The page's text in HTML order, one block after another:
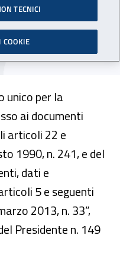
n. 149 del 22
il “Regolamento
di accesso”.
unico per la
ai documenti
articoli 22 e
1990, n. 241, e del
dati e
5 e seguenti
2013, n. 33”,
Presidente n. 149
TECNICI
COOKIE